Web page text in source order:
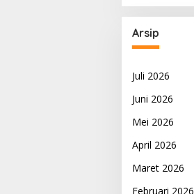
Arsip
Juli 2026
Juni 2026
Mei 2026
April 2026
Maret 2026
Februari 2026